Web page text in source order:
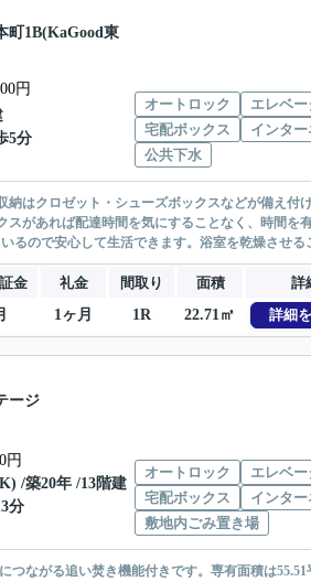
町1B(KaGood東
円
5分
オートロック エレベー
宅配ボックス
インタ
公共下水
はクロゼット・シューズボックスなどが備え付
があれば配達時間を気にすることなく、時間を
るので安心して生活できます。浴室を乾燥させる
金 礼金 間取り 面積 詳
1ヶ月 1R 22.71㎡ 詳細
ージ
円
/築20年 /13階建
分
オートロック エレベー
宅配ボックス
インタ
敷地内ごみ置き場
ながる追い焚き機能付きです。専有面積は